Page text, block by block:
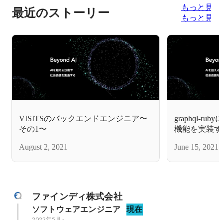
最近のストーリー
もっと見る
もっと見る
VISITSのバックエンドエンジニア〜
その1〜
August 2, 2021
graphql-ruby
機能を実装
June 15, 2021
ファインディ株式会社
ソフトウェアエンジニア 現在